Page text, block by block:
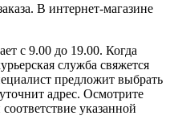
В интернет-магазине
с 9.00 до 19.00. Когда
служба свяжется
предложит выбрать
адрес. Осмотрите
указанной